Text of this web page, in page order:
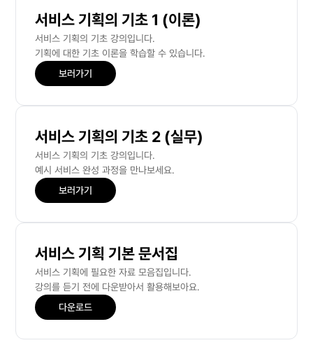
서비스 기획의 기초 1 (이론)
서비스 기획의 기초 강의입니다.
기획에 대한 기초 이론을 학습할 수 있습니다.
보러가기
서비스 기획의 기초 2 (실무)
서비스 기획의 기초 강의입니다.
예시 서비스 완성 과정을 만나보세요.
보러가기
서비스 기획 기본 문서집
서비스 기획에 필요한 자료 모음집입니다.
강의를 듣기 전에 다운받아서 활용해보아요.
다운로드